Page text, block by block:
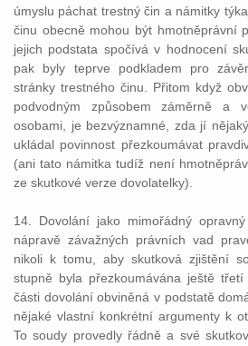
úmyslu páchat trestný čin a námitky
činu obecně mohou být hmotněprávní
jejich podstata spočívá v hodnocení
pak byly teprve podkladem pro
stránky trestného činu. Přitom když
podvodným způsobem záměrně a
osobami, je bezvýznamné, zda jí
ukládal povinnost přezkoumávat
(ani tato námitka tudíž není
ze skutkové verze dovolatelky).
14. Dovolání jako mimořádný
nápravě závažných právních vad
nikoli k tomu, aby skutková zjištění
stupně byla přezkoumávána ještě
části dovolání obviněná v podstatě
nějaké vlastní konkrétní argumenty k
To soudy provedly řádně a své